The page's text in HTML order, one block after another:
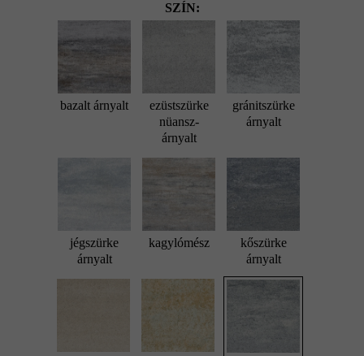
SZÍN:
bazalt árnyalt
ezüstszürke
nüansz-
árnyalt
gránitszürke
árnyalt
jégszürke
árnyalt
kagylómész
kőszürke
árnyalt